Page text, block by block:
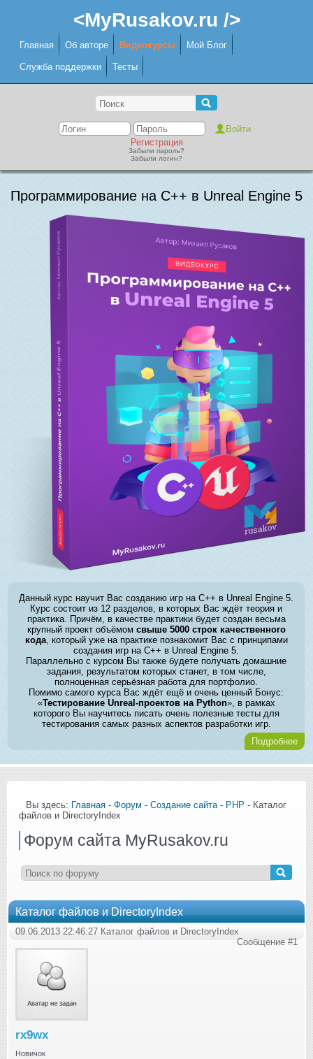
<MyRusakov.ru />
Главная Об авторе Видеокурсы Мой Блог
Служба поддержки Тесты
Регистрация
Забыли пароль?
Забыли логин?
Программирование на C++ в Unreal Engine 5
Данный курс научит Вас созданию игр на C++ в Unreal Engine 5.
Курс состоит из 12 разделов, в которых Вас ждёт теория и
практика. Причём, в качестве практики будет создан весьма
крупный проект объёмом свыше 5000 строк качественного
кода, который уже на практике познакомит Вас с принципами
создания игр на C++ в Unreal Engine 5.
Параллельно с курсом Вы также будете получать домашние
задания, результатом которых станет, в том числе,
полноценная серьёзная работа для портфолио.
Помимо самого курса Вас ждёт ещё и очень ценный Бонус:
«Тестирование Unreal-проектов на Python», в рамках
которого Вы научитесь писать очень полезные тесты для
тестирования самых разных аспектов разработки игр.
Подробнее
Вы здесь: Главная - Форум - Создание сайта - PHP - Каталог
файлов и DirectoryIndex
Форум сайта MyRusakov.ru
Каталог файлов и DirectoryIndex
09.06.2013 22:46:27 Каталог файлов и DirectoryIndex
Сообщение #1
rx9wx
Новичок